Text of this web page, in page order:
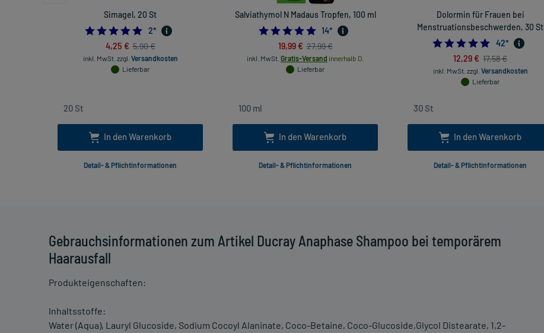
Gebrauchsinformationen zum Artikel Ducray Anaphase Shampoo bei temporärem
Haarausfall
Produkteigenschaften:
Inhaltsstoffe:
Water (Aqua), Lauryl Glucoside, Sodium Cocoyl Alaninate, Coco-Betaine, Coco-Glucoside,Glycol Distearate, 1,2-
Simagel, 20 St
5.0
2*
4,25 € 5,90 €
inkl. MwSt. zzgl. Versandkosten
Lieferbar
In den Warenkorb
Detail- & Pflichtinformationen
Salviathymol N Madaus Tropfen, 100 ml
5.0
14*
19,99 € 27,99 €
inkl. MwSt. Gratis-Versand innerhalb D.
Lieferbar
In den Warenkorb
Detail- & Pflichtinformationen
Dolormin für Frauen bei
Menstruationsbeschwerden, 30 St
5.0
42*
12,29 € 17,58 €
inkl. MwSt. zzgl. Versandkosten
Lieferbar
In den Warenkorb
Detail- & Pflichtinformationen